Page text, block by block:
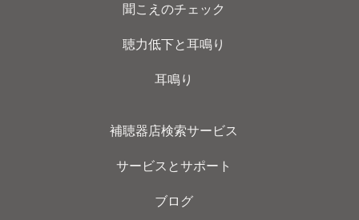
聞こえのチェック
聴力低下と耳鳴り
耳鳴り
補聴器店検索サービス
サービスとサポート
ブログ